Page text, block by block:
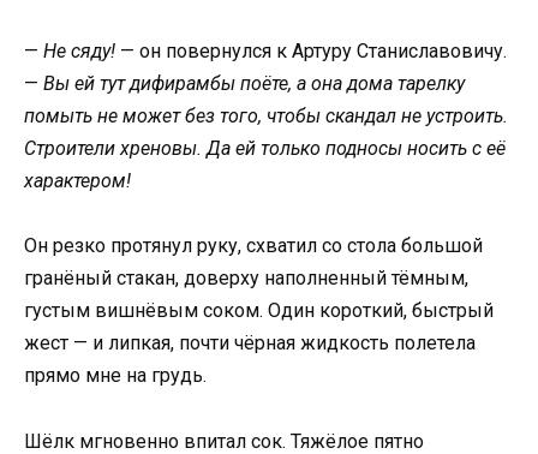
— Не сяду! — он повернулся к Артуру Станиславовичу.
— Вы ей тут дифирамбы поёте, а она дома тарелку
помыть не может без того, чтобы скандал не устроить.
Строители хреновы. Да ей только подносы носить с её
характером!
Он резко протянул руку, схватил со стола большой
гранёный стакан, доверху наполненный тёмным,
густым вишнёвым соком. Один короткий, быстрый
жест — и липкая, почти чёрная жидкость полетела
прямо мне на грудь.
Шёлк мгновенно впитал сок. Тяжёлое пятно